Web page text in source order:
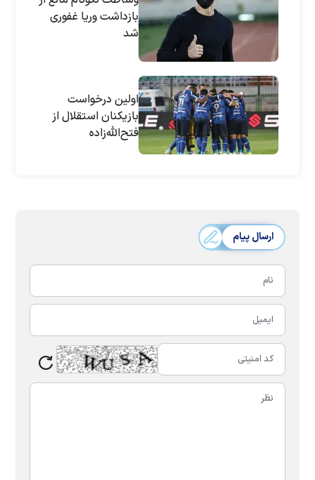
بازداشت وریا غفوری
شد
اولین درخواست
بازیکنان استقلال از
فتح‌الله‌زاده
ارسال پیام